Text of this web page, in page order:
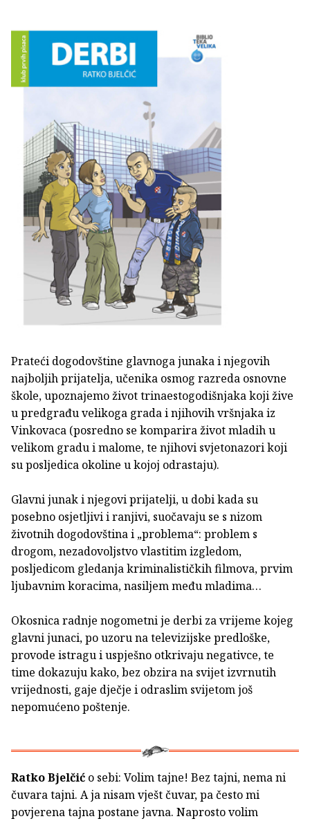
Prateći dogodovštine glavnoga junaka i njegovih
najboljih prijatelja, učenika osmog razreda osnovne
škole, upoznajemo život trinaestogodišnjaka koji žive
u predgrađu velikoga grada i njihovih vršnjaka iz
Vinkovaca (posredno se komparira život mladih u
velikom gradu i malome, te njihovi svjetonazori koji
su posljedica okoline u kojoj odrastaju).
Glavni junak i njegovi prijatelji, u dobi kada su
posebno osjetljivi i ranjivi, suočavaju se s nizom
životnih dogodovština i „problema“: problem s
drogom, nezadovoljstvo vlastitim izgledom,
posljedicom gledanja kriminalističkih filmova, prvim
ljubavnim koracima, nasiljem među mladima…
Okosnica radnje nogometni je derbi za vrijeme kojeg
glavni junaci, po uzoru na televizijske predloške,
provode istragu i uspješno otkrivaju negativce, te
time dokazuju kako, bez obzira na svijet izvrnutih
vrijednosti, gaje dječje i odraslim svijetom još
nepomućeno poštenje.
Ratko Bjelčić o sebi: Volim tajne! Bez tajni, nema ni
čuvara tajni. A ja nisam vješt čuvar, pa često mi
povjerena tajna postane javna. Naprosto volim